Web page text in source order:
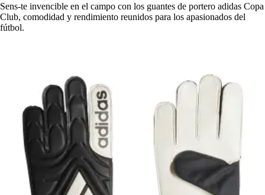
Sens-te invencible en el campo con los guantes de portero adidas Copa
Club, comodidad y rendimiento reunidos para los apasionados del
fútbol.